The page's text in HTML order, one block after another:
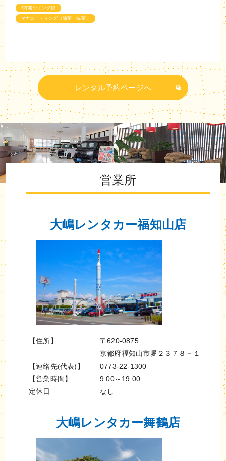
3方開ウィング幌
マナコーティング（除菌・抗菌）
レンタル予約ページへ
営業所
大嶋レンタカー福知山店
【住所】
〒620-0875
京都府福知山市堀２３７８－１
【連絡先(代表)】
0773-22-1300
【営業時間】
9:00～19:00
定休日
なし
大嶋レンタカー舞鶴店